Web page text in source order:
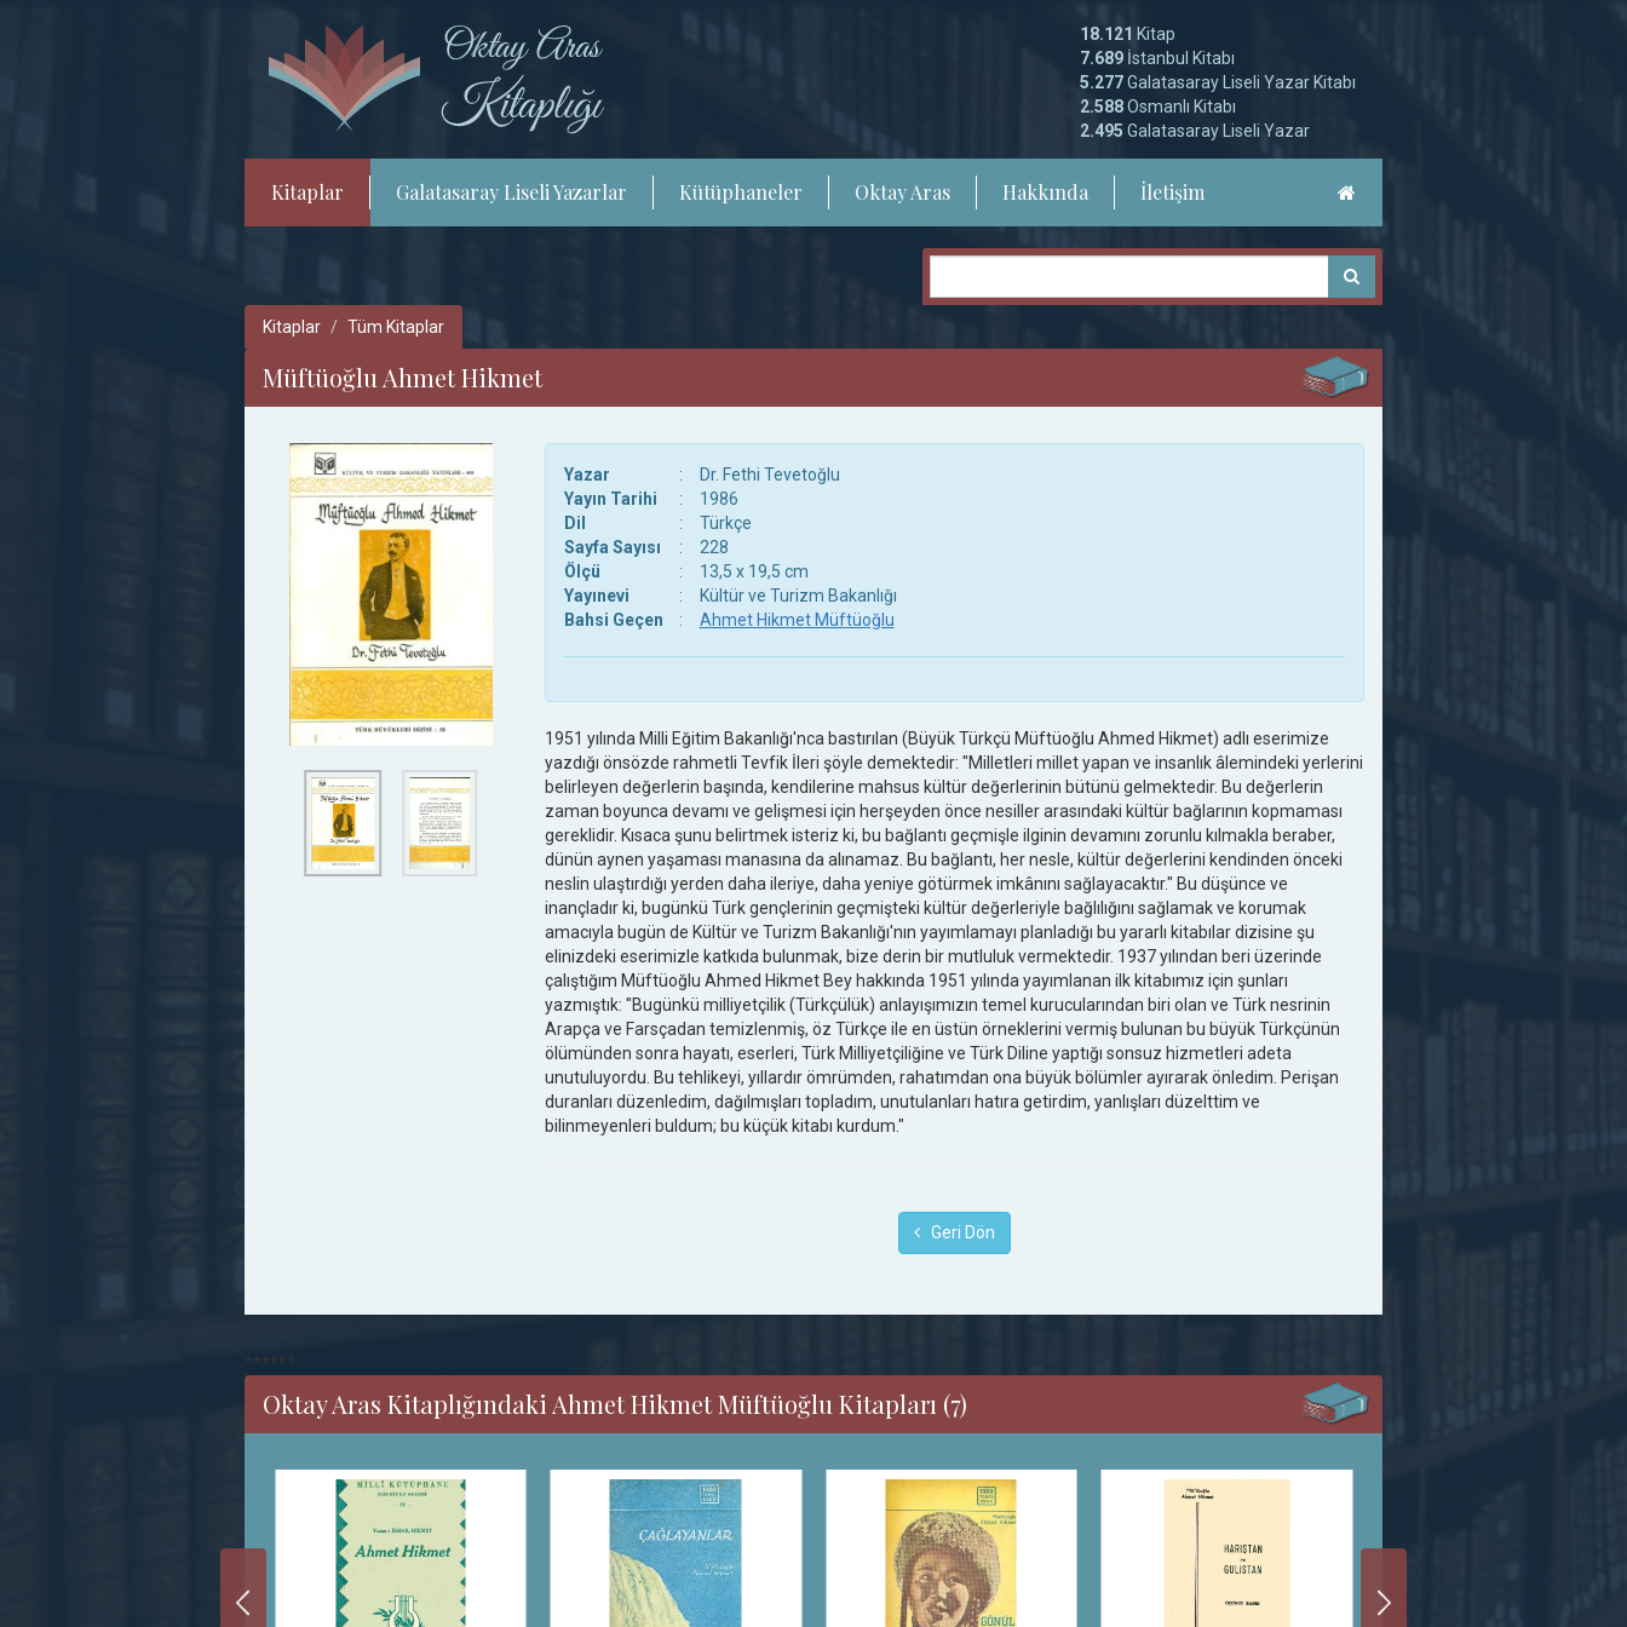
18.121 Kitap
7.689 İstanbul Kitabı
5.277Galatasaray Liseli Yazar Kitabı
2.588Osmanlı Kitabı
2.495 Galatasaray Liseli Yazar
Kitaplar Galatasaray Liseli Yazarlar Kütüphaneler Oktay Aras Hakkında İletişim
Kitaplar Tüm Kitaplar
Müftüoğlu Ahmet Hikmet
Yazar :
Dr. Fethi Tevetoğlu
Yayın Tarihi
:
1986
Dil
:
Türkçe
Sayfa Sayısı
:
228
Ölçü
:
13,5 x 19,5 cm
Yayınevi
:
Kültür ve Turizm Bakanlığı
Bahsi Geçen
: Ahmet Hikmet Müftüoğlu
1951 yılında Milli Eğitim Bakanlığı'nca bastırılan (Büyük Türkçü Müftüoğlu Ahmed Hikmet) adlı eserimize
yazdığı önsözde rahmetli Tevfik İleri şöyle demektedir: "Milletleri millet yapan ve insanlık âlemindeki yerlerini
belirleyen değerlerin başında, kendilerine mahsus kültür değerlerinin bütünü gelmektedir. Bu değerlerin
zaman boyunca devamı ve gelişmesi için herşeyden önce nesiller arasındaki kültür bağlarının kopmaması
gereklidir. Kısaca şunu belirtmek isteriz ki, bu bağlantı geçmişle ilginin devamını zorunlu kılmakla beraber,
dünün aynen yaşaması manasına da alınamaz. Bu bağlantı, her nesle, kültür değerlerini kendinden önceki
neslin ulaştırdığı yerden daha ileriye, daha yeniye götürmek imkânını sağlayacaktır." Bu düşünce ve
inançladır ki, bugünkü Türk gençlerinin geçmişteki kültür değerleriyle bağlılığını sağlamak ve korumak
amacıyla bugün de Kültür ve Turizm Bakanlığı'nın yayımlamayı planladığı bu yararlı kitabılar dizisine şu
elinizdeki eserimizle katkıda bulunmak, bize derin bir mutluluk vermektedir. 1937 yılından beri üzerinde
çalıştığım Müftüoğlu Ahmed Hikmet Bey hakkında 1951 yılında yayımlanan ilk kitabımız için şunları
yazmıştık: "Bugünkü milliyetçilik (Türkçülük) anlayışımızın temel kurucularından biri olan ve Türk nesrinin
Arapça ve Farsçadan temizlenmiş, öz Türkçe ile en üstün örneklerini vermiş bulunan bu büyük Türkçünün
ölümünden sonra hayatı, eserleri, Türk Milliyetçiliğine ve Türk Diline yaptığı sonsuz hizmetleri adeta
unutuluyordu. Bu tehlikeyi, yıllardır ömrümden, rahatımdan ona büyük bölümler ayırarak önledim. Perişan
duranları düzenledim, dağılmışları topladım, unutulanları hatıra getirdim, yanlışları düzelttim ve
bilinmeyenleri buldum; bu küçük kitabı kurdum."
Geri Dön
******
Oktay Aras Kitaplığındaki Ahmet Hikmet Müftüoğlu Kitapları (7)